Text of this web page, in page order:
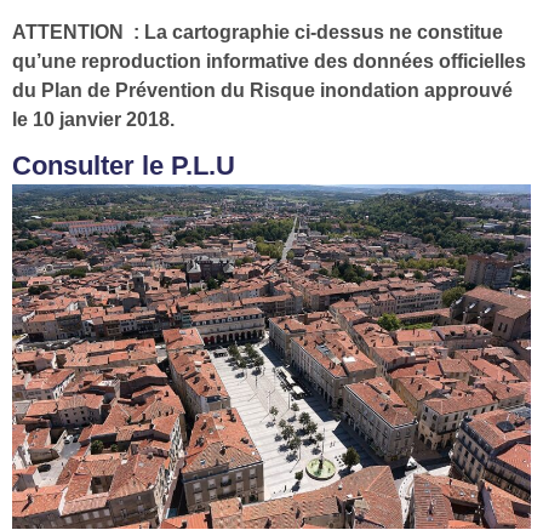
ATTENTION : La cartographie ci-dessus ne constitue
qu’une reproduction informative des données officielles
du Plan de Prévention du Risque inondation approuvé
le 10 janvier 2018.
Consulter le P.L.U